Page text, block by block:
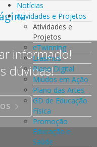
Notícias
Atividades e Projetos
Atividades e
Projetos
eTwinning
Erasmus
Plano Digital
Miúdos em Ação
Plano das Artes
GD de Educação
Física
Promoção
Educação e
Saúde
informado!
dúvidas!